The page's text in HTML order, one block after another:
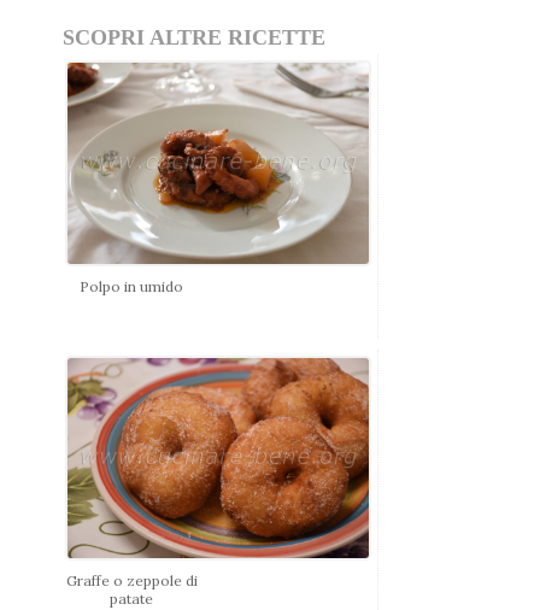
SCOPRI ALTRE RICETTE
Polpo in umido
Graffe o zeppole di
patate